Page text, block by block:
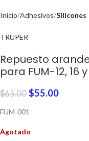
Inicio Adhesivos Silicones
TRUPER
Repuesto
para FUM-12, 16
$65.00 $55.00
FUM-001
Agotado